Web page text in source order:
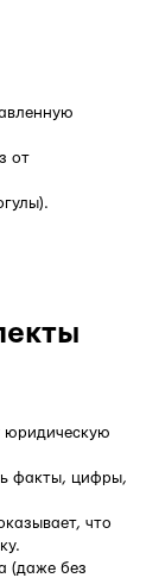
от
юридическую
факты, цифры,
что
(даже без